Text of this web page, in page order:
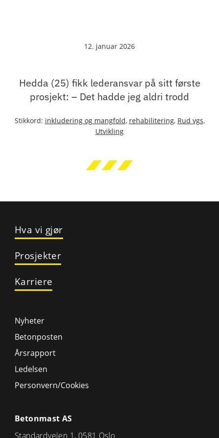
12. januar 2026
Hedda (25) fikk lederansvar på sitt første
prosjekt: – Det hadde jeg aldri trodd
Stikkord: inkludering og mangfold, rehabilitering, Rud vgs,
Utvikling
Hva vi gjør
Prosjekter
Karriere
Nyheter
Betonposten
Årsrapport
Ledelsen
Personvern/Cookies
Betonmast AS
Standardveien 1, 0581 Oslo